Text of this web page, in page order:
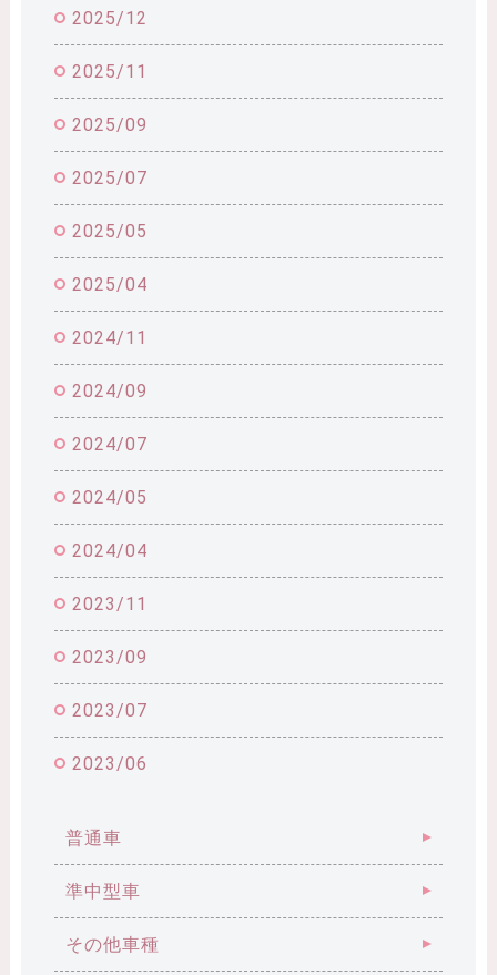
2025/12
2025/11
2025/09
2025/07
2025/05
2025/04
2024/11
2024/09
2024/07
2024/05
2024/04
2023/11
2023/09
2023/07
2023/06
普通車
準中型車
その他車種